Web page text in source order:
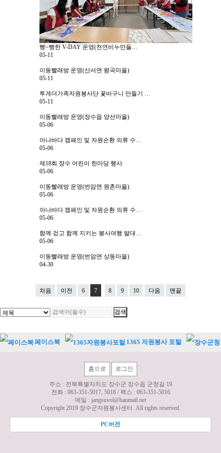
포토갤러리
오시는길
빵~빵한 V-DAY 운영(천연비누만들…
05-11
이동빨래방 운영(산서면 왕곡마을)
05-11
투게더가족자원봉사단 꽃바구니 만들기 …
05-11
이동빨래방 운영(장수읍 양선마을)
05-06
아나바다 캠페인 및 자원순환 의류 수…
05-06
제18회 장수 어린이 한마당 행사
05-06
이동빨래방 운영(번암면 원촌마을)
05-06
아나바다 캠페인 및 자원순환 의류 수…
05-06
함께 걷고 함께 지키는 봉사여행 발대…
05-06
이동빨래방 운영(번암면 상동마을)
04-30
처음 이전 6 7 8 9 10 다음 맨끝
페이스북 1365 자원봉사 포털
홈으로 로그인
주소 : 전북특별자치도 장수군 장수읍 군청길 19
전화 : 063-351-5017, 5018/ 팩스 : 063-351-5016
메일 : jangsuvol@hanmail.net
Copyright 2019 장수군자원봉사센터. All rights reserved.
PC버전